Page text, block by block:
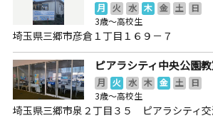
月 火 水 木 金 土
日
3歳～高校生
埼玉県三郷市彦倉１丁目１６９－７
ピアラシティ中央公園
月 火 水 木 金 土
日
3歳～高校生
埼玉県三郷市泉２丁目３５ ピアラシティ